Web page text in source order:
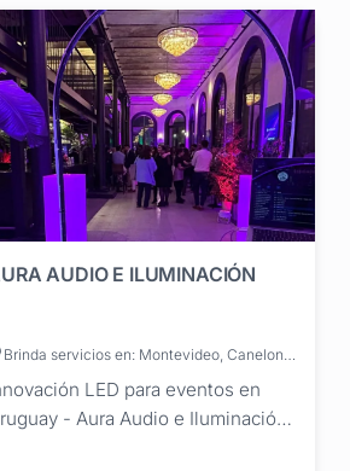
AUDIO E ILUMINACIÓN
Brinda servicios en: Montevideo, Canelones, Maldonado
LED para eventos en
- Aura Audio e Iluminación